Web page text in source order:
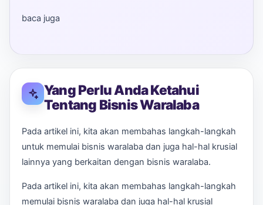
baca juga
Yang Perlu Anda Ketahui
Tentang Bisnis Waralaba
Pada artikel ini, kita akan membahas langkah-langkah
untuk memulai bisnis waralaba dan juga hal-hal krusial
lainnya yang berkaitan dengan bisnis waralaba.
Pada artikel ini, kita akan membahas langkah-langkah
memulai bisnis waralaba dan juga hal-hal krusial